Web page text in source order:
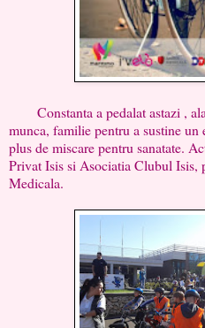
Constanta a pedalat astazi ,
munca, familie pentru a sustine un
plus de miscare pentru sanatate.
Privat Isis si Asociatia Clubul Isis,
Medicala.